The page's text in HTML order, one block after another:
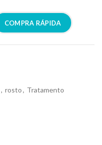
COMPRA RÁPIDA
, rosto, Tratamento